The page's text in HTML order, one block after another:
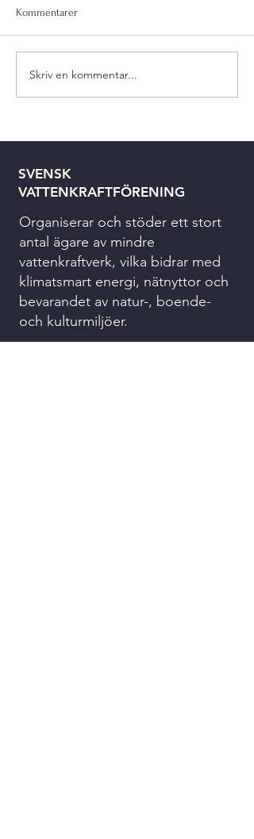
Kommentarer
Skriv en kommentar...
SVENSK
VATTENKRAFTFÖRENING
Organiserar och stöder ett stort
antal ägare av mindre
vattenkraftverk, vilka bidrar med
klimatsmart energi, nätnyttor och
bevarandet av natur-, boende-
och kulturmiljöer.